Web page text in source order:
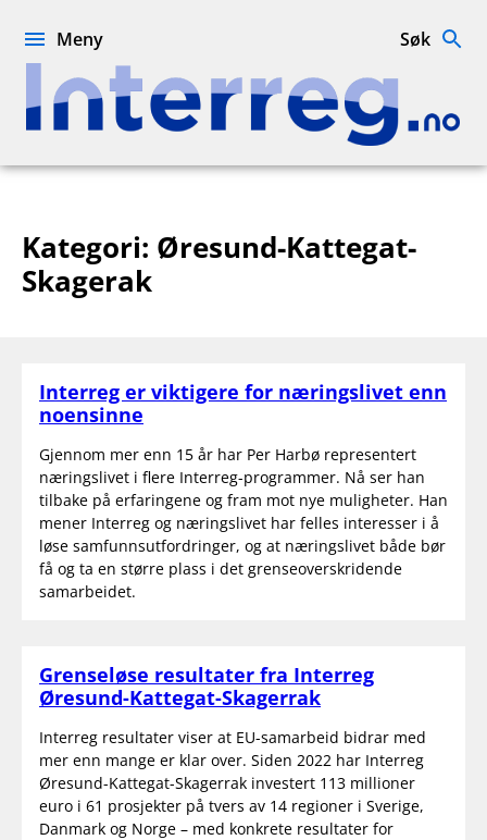
Interreg.no
Meny Søk
Kategori: Øresund-Kattegat-
Skagerak
Interreg er viktigere for næringslivet enn
noensinne
Gjennom mer enn 15 år har Per Harbø representert
næringslivet i flere Interreg-programmer. Nå ser han
tilbake på erfaringene og fram mot nye muligheter. Han
mener Interreg og næringslivet har felles interesser i å
løse samfunnsutfordringer, og at næringslivet både bør
få og ta en større plass i det grenseoverskridende
samarbeidet.
Grenseløse resultater fra Interreg
Øresund-Kattegat-Skagerrak
Interreg resultater viser at EU-samarbeid bidrar med
mer enn mange er klar over. Siden 2022 har Interreg
Øresund-Kattegat-Skagerrak investert 113 millioner
euro i 61 prosjekter på tvers av 14 regioner i Sverige,
Danmark og Norge – med konkrete resultater for